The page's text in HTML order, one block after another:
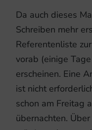
Da auch dieses
Schreiben mehr
Referentenliste
vorab (einige
erscheinen. Eine
ist nicht
schon am Freitag
übernachten.